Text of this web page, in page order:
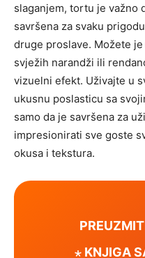
slaganjem, tortu je važno
savršena za svaku
druge proslave. Možete
svježih narandži ili
vizuelni efekt. Uživajte u
ukusnu poslasticu sa
samo da je savršena za
impresionirati sve goste
okusa i tekstura.
⋆ KNJIGA